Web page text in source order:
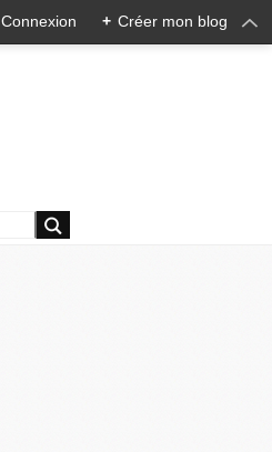
Connexion + Créer mon blog